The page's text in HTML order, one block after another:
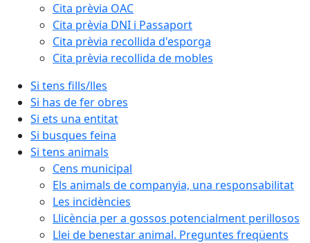
Cita prèvia OAC
Cita prèvia DNI i Passaport
Cita prèvia recollida d'esporga
Cita prèvia recollida de mobles
Si tens fills/lles
Si has de fer obres
Si ets una entitat
Si busques feina
Si tens animals
Cens municipal
Els animals de companyia, una responsabilitat
Les incidències
Llicència per a gossos potencialment perillosos
Llei de benestar animal. Preguntes freqüents